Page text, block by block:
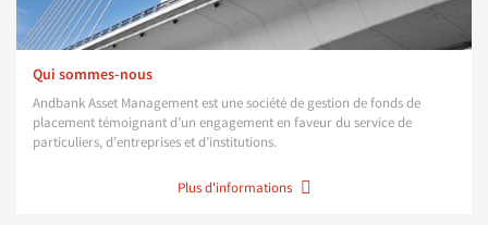
Qui sommes-nous
Andbank Asset Management est une société de gestion de fonds de
placement témoignant d’un engagement en faveur du service de
particuliers, d’entreprises et d’institutions.
Plus d'informations